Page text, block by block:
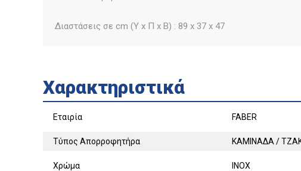
Διαστάσεις σε cm (Υ x Π x Β) : 89 x 37 x 47
Χαρακτηριστικά
Εταιρία FABER
Τύπος Απορροφητήρα ΚΑΜΙΝΑΔΑ /
Χρώμα INOX